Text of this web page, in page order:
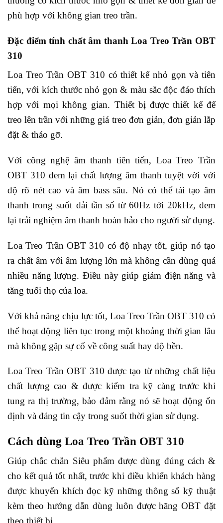
phù hợp với không gian treo trần.
Đặc điểm tính chất âm thanh Loa Treo Trần OBT
310
Loa Treo Trần OBT 310 có thiết kế nhỏ gọn và tiên
tiến, với kích thước nhỏ gọn & màu sắc độc đáo thích
hợp với mọi không gian. Thiết bị được thiết kế để
treo lên trần với những giá treo đơn giản, đơn giản lắp
đặt & tháo gỡ.
Với công nghệ âm thanh tiên tiến, Loa Treo Trần
OBT 310 đem lại chất lượng âm thanh tuyệt vời với
độ rõ nét cao và âm bass sâu. Nó có thể tái tạo âm
thanh trong suốt dải tần số từ 60Hz tới 20kHz, đem
lại trải nghiệm âm thanh hoàn hảo cho người sử dụng.
Loa Treo Trần OBT 310 có độ nhạy tốt, giúp nó tạo
ra chất âm với âm lượng lớn mà không cần dùng quá
nhiều năng lượng. Điều này giúp giảm điện năng và
tăng tuổi thọ của loa.
Với khả năng chịu lực tốt, Loa Treo Trần OBT 310 có
thể hoạt động liên tục trong một khoảng thời gian lâu
mà không gặp sự cố về công suất hay độ bền.
Loa Treo Trần OBT 310 được tạo từ những chất liệu
chất lượng cao & được kiểm tra kỹ càng trước khi
tung ra thị trường, bảo đảm rằng nó sẽ hoạt động ổn
định và đáng tin cậy trong suốt thời gian sử dụng.
Cách dùng Loa Treo Trần OBT 310
Giúp chắc chắn Siêu phẩm được dùng đúng cách &
cho kết quả tốt nhất, trước khi điều khiển khách hàng
được khuyến khích đọc kỹ những thông số kỹ thuật
kèm theo hướng dẫn dùng luôn được hãng OBT đặt
theo thiết bị.